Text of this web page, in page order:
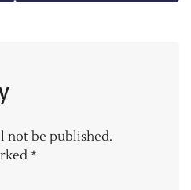
not be published.
*